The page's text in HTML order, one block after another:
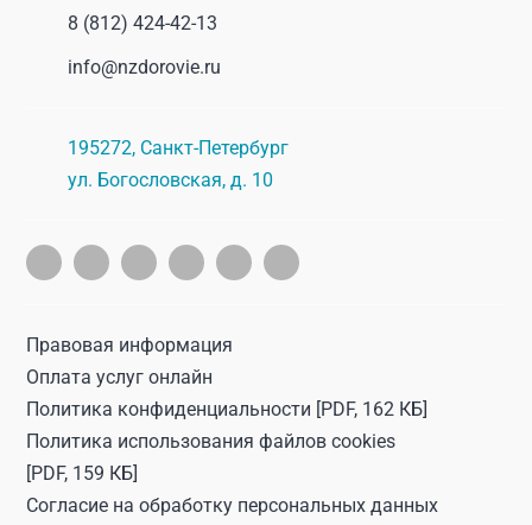
8 (812) 424-42-13
info@nzdorovie.ru
195272, Санкт-Петербург
ул. Богословская, д. 10
Правовая информация
Оплата услуг онлайн
Политика конфиденциальности [PDF, 162 КБ]
Политика использования файлов cookies
[PDF, 159 КБ]
Согласие на обработку персональных данных